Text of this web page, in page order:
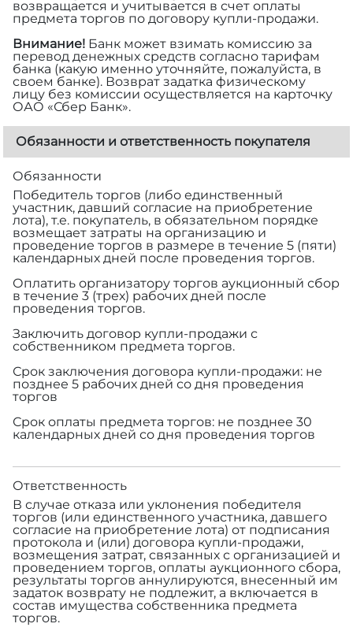
возвращается и учитывается в счет оплаты
предмета торгов по договору купли-продажи.
Внимание! Банк может взимать комиссию за
перевод денежных средств согласно тарифам
банка (какую именно уточняйте, пожалуйста, в
своем банке). Возврат задатка физическому
лицу без комиссии осуществляется на карточку
ОАО «Сбер Банк».
Обязанности и ответственность покупателя
Обязанности
Победитель торгов (либо единственный
участник, давший согласие на приобретение
лота), т.е. покупатель, в обязательном порядке
возмещает затраты на организацию и
проведение торгов в размере в течение 5 (пяти)
календарных дней после проведения торгов.
Оплатить организатору торгов аукционный сбор
в течение 3 (трех) рабочих дней после
проведения торгов.
Заключить договор купли-продажи с
собственником предмета торгов.
Срок заключения договора купли-продажи: не
позднее 5 рабочих дней со дня проведения
торгов
Срок оплаты предмета торгов: не позднее 30
календарных дней со дня проведения торгов
Ответственность
В случае отказа или уклонения победителя
торгов (или единственного участника, давшего
согласие на приобретение лота) от подписания
протокола и (или) договора купли-продажи,
возмещения затрат, связанных с организацией и
проведением торгов, оплаты аукционного сбора,
результаты торгов аннулируются, внесенный им
задаток возврату не подлежит, а включается в
состав имущества собственника предмета
торгов.